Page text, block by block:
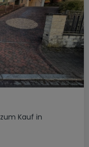
zum Kauf in